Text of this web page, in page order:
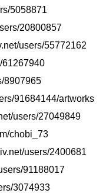
5058871
20800857
users/55772162
8907965
91684144/artworks
users/27049849
users/2400681
91188017
3074933